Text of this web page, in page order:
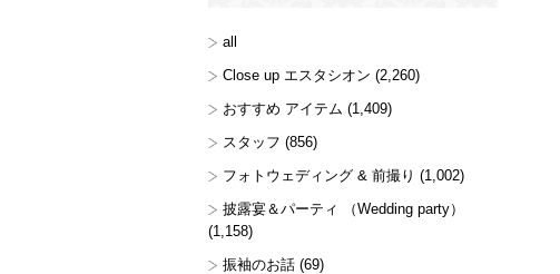
all
Close up エスタシオン (2,260)
おすすめ アイテム (1,409)
スタッフ (856)
フォトウェディング & 前撮り (1,002)
披露宴＆パーティ （Wedding party）
(1,158)
振袖のお話 (69)